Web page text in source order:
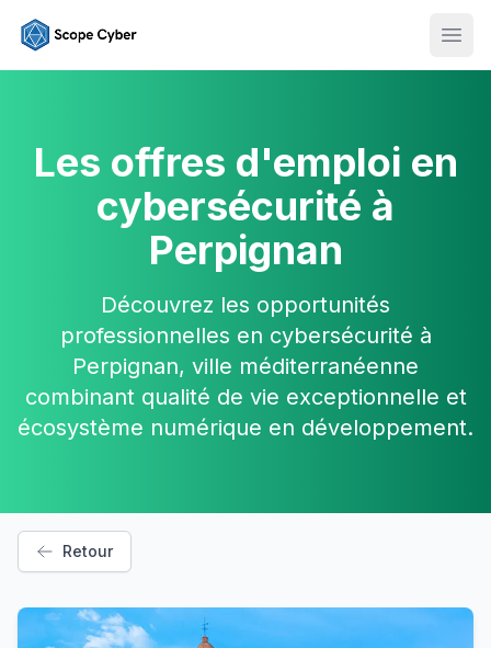
Les offres d'emploi en
cybersécurité à
Perpignan
Découvrez les opportunités
professionnelles en cybersécurité à
Perpignan, ville méditerranéenne
combinant qualité de vie exceptionnelle et
écosystème numérique en développement.
Retour